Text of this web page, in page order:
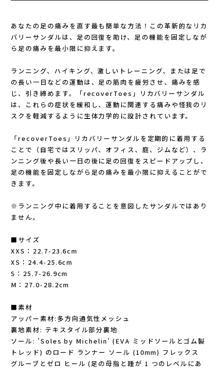
Joe Nimble(ジョー ニンブル)
Lithe Apparel（ライテ アパレル）
LUNA SANDALS(ルナサンダル)
MARSQUEST(マーズクエスト)
milestone(マイルストーン)
MMA(マウンテンマーシャルアーツ)
MOUNTAIN HARD WEAR(マウンテンハー
MYSTERY RANCH (ミステリーランチ)
New Era(ニューエラ)
New-HALE(ニューハレ)
NNORMAL(ノーマル)
NORTEC (ノルテック)
あなたの足の痛みを直す最も簡単な方法！この革新的なリカ
バリーサンダルは、足の回復を助け、足の機能を固定しなが
ら足の痛みを最小限に抑えます。
ランニング、ハイキング、激しいトレーニング、または足で
の長い一日などの運動は、足の筋肉を疲労させ、痛みを感
じ、引き締めます。「recoverToes」リカバリーサンダル
は、これらの症状を緩和し、運動に関連する痛みや怪我のリ
スクを軽減するように生体力学的に設計されています。
「recoverToes」リカバリーサンダルを定期的に着用する
ことで（自宅ではスリッパ、オフィス、庭、ジムなど）、ラ
ンニング後や長い一日の後に足の回復をスピードアップし、
足の機能を固定しながら足の痛みを最小限に抑えることがで
きます。
※ランニング中に着用することを意図したサンダルではあり
ません。
■サイズ
XXS：22.7-23.6cm
XS：24.4-25.6cm
S：25.7-26.9cm
M：27.0-28.2cm
■素材
アッパー素材:多方向通気性メッシュ
裏地素材: テキスタイル部分裏地
ソール: 'Soles by Michelin' (EVA ミッドソールとゴム製
トレッド) のロード ランナー ソール (10mm) フレックス
グルーブとゼロ ヒール (足の母指と踵が 1 つのレベルにあ